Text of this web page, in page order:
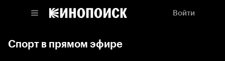
Войти
Спорт в прямом эфире